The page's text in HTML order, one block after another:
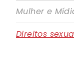
Mulher e
Direitos